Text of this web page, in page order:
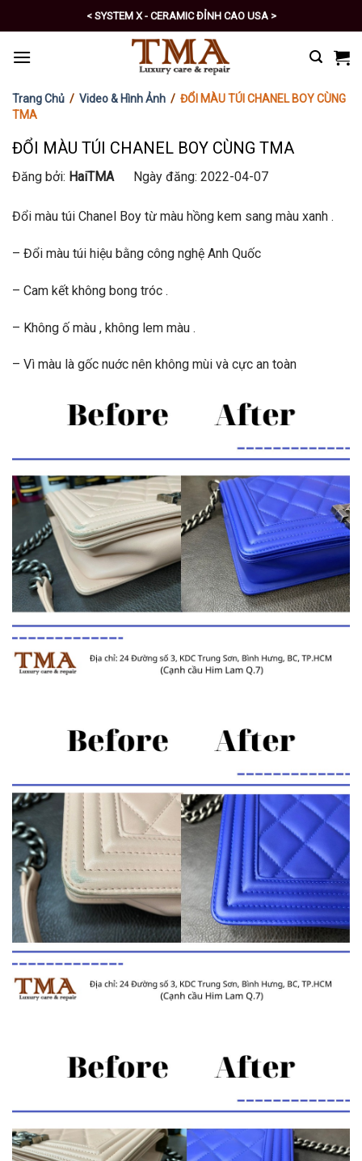
to
content
< PRO - TỰ CHĂM SÓC XE SỐ 1 >
Trang Chủ / Video & Hình Ảnh / ĐỔI MÀU TÚI CHANEL BOY CÙNG
TMA
ĐỔI MÀU TÚI CHANEL BOY CÙNG TMA
Đăng bởi: HaiTMA Ngày đăng: 2022-04-07
Đổi màu túi Chanel Boy từ màu hồng kem sang màu xanh .
– Đổi màu túi hiệu bằng công nghệ Anh Quốc
– Cam kết không bong tróc .
– Không ố màu , không lem màu .
– Vì màu là gốc nuớc nên không mùi và cực an toàn